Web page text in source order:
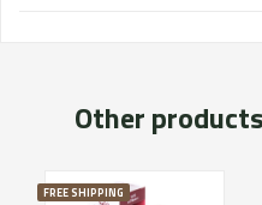
Other
FREE SHIPPING